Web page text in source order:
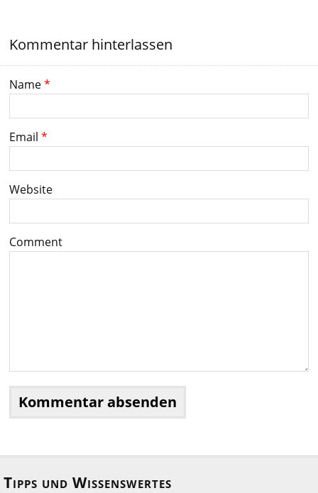
Kommentar hinterlassen
Name*
Email *
Website
Comment
Tipps und Wissenswertes